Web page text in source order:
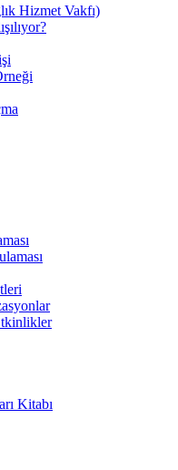
Hizmet Vakfı)
Kitabı